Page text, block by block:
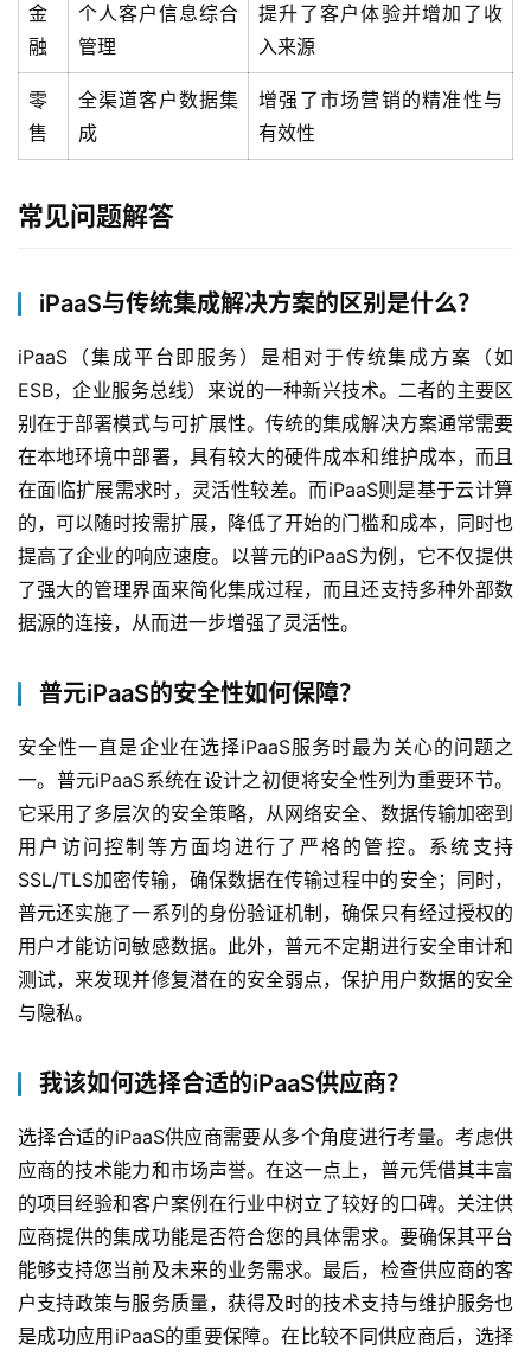
金
融
个人客户信息综合
管理
提升了客户体验并增加了收
入来源
零
售
全渠道客户数据集
成
增强了市场营销的精准性与
有效性
常见问题解答
iPaaS与传统集成解决方案的区别是什么？
iPaaS（集成平台即服务）是相对于传统集成方案（如
ESB，企业服务总线）来说的一种新兴技术。二者的主要区
别在于部署模式与可扩展性。传统的集成解决方案通常需要
在本地环境中部署，具有较大的硬件成本和维护成本，而且
在面临扩展需求时，灵活性较差。而iPaaS则是基于云计算
的，可以随时按需扩展，降低了开始的门槛和成本，同时也
提高了企业的响应速度。以普元的iPaaS为例，它不仅提供
了强大的管理界面来简化集成过程，而且还支持多种外部数
据源的连接，从而进一步增强了灵活性。
普元iPaaS的安全性如何保障？
安全性一直是企业在选择iPaaS服务时最为关心的问题之
一。普元iPaaS系统在设计之初便将安全性列为重要环节。
它采用了多层次的安全策略，从网络安全、数据传输加密到
用户访问控制等方面均进行了严格的管控。系统支持
SSL/TLS加密传输，确保数据在传输过程中的安全；同时，
普元还实施了一系列的身份验证机制，确保只有经过授权的
用户才能访问敏感数据。此外，普元不定期进行安全审计和
测试，来发现并修复潜在的安全弱点，保护用户数据的安全
与隐私。
我该如何选择合适的iPaaS供应商？
选择合适的iPaaS供应商需要从多个角度进行考量。考虑供
应商的技术能力和市场声誉。在这一点上，普元凭借其丰富
的项目经验和客户案例在行业中树立了较好的口碑。关注供
应商提供的集成功能是否符合您的具体需求。要确保其平台
能够支持您当前及未来的业务需求。最后，检查供应商的客
户支持政策与服务质量，获得及时的技术支持与维护服务也
是成功应用iPaaS的重要保障。在比较不同供应商后，选择